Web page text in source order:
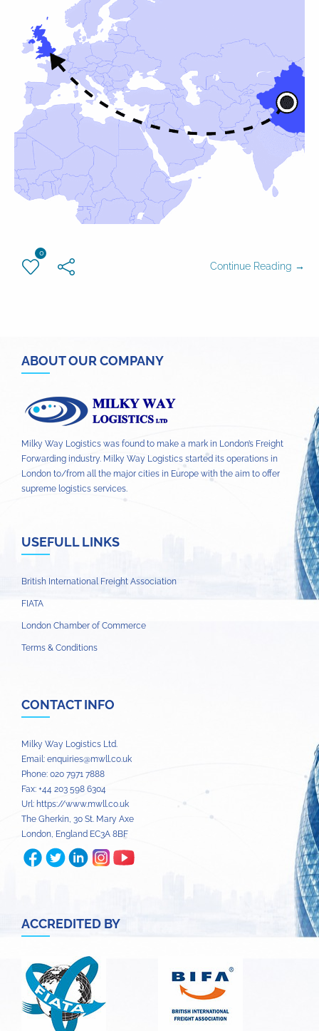
0
Continue Reading →
ABOUT OUR COMPANY
Milky Way Logistics was found to make a mark in London’s Freight
Forwarding industry. Milky Way Logistics started its operations in
London to/from all the major cities in Europe with the aim to offer
supreme logistics services.
USEFULL LINKS
British International Freight Association
FIATA
London Chamber of Commerce
Terms & Conditions
CONTACT INFO
Milky Way Logistics Ltd.
Email: enquiries@mwll.co.uk
Phone: 020 7971 7888‬
Fax: +44 203 598 6304‬
Url: https://www.mwll.co.uk
The Gherkin, 30 St. Mary Axe
London, England EC3A 8BF
ACCREDITED BY